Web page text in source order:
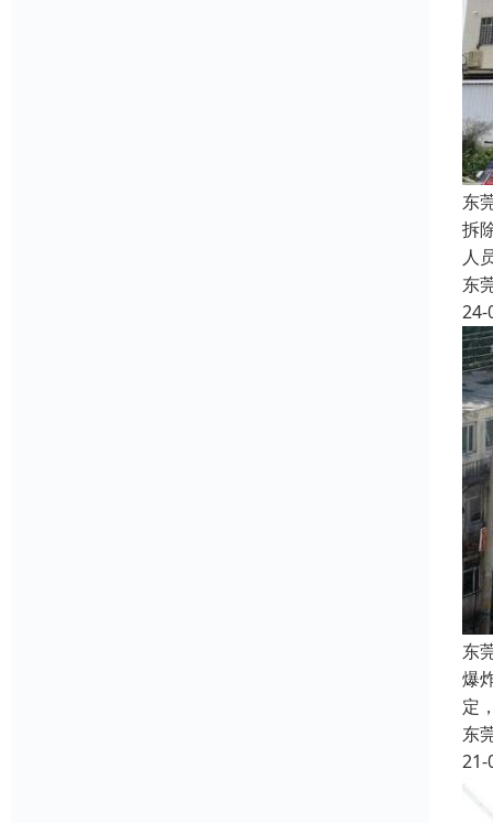
东
拆
人
东
24-
东
爆
定
东
21-